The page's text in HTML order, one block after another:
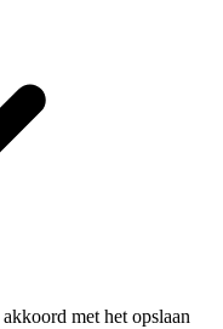
met het opslaan